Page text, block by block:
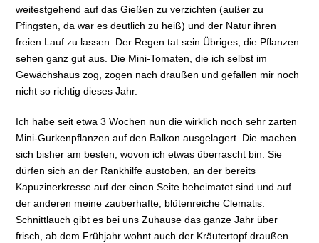
weitestgehend auf das Gießen zu verzichten (außer zu
Pfingsten, da war es deutlich zu heiß) und der Natur ihren
freien Lauf zu lassen. Der Regen tat sein Übriges, die Pflanzen
sehen ganz gut aus. Die Mini-Tomaten, die ich selbst im
Gewächshaus zog, zogen nach draußen und gefallen mir noch
nicht so richtig dieses Jahr.
Ich habe seit etwa 3 Wochen nun die wirklich noch sehr zarten
Mini-Gurkenpflanzen auf den Balkon ausgelagert. Die machen
sich bisher am besten, wovon ich etwas überrascht bin. Sie
dürfen sich an der Rankhilfe austoben, an der bereits
Kapuzinerkresse auf der einen Seite beheimatet sind und auf
der anderen meine zauberhafte, blütenreiche Clematis.
Schnittlauch gibt es bei uns Zuhause das ganze Jahr über
frisch, ab dem Frühjahr wohnt auch der Kräutertopf draußen.